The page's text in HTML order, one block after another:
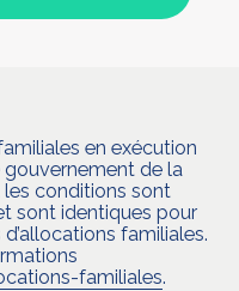
en exécution
gouvernement de la
conditions sont
sont identiques pour
familiales.
familiales.